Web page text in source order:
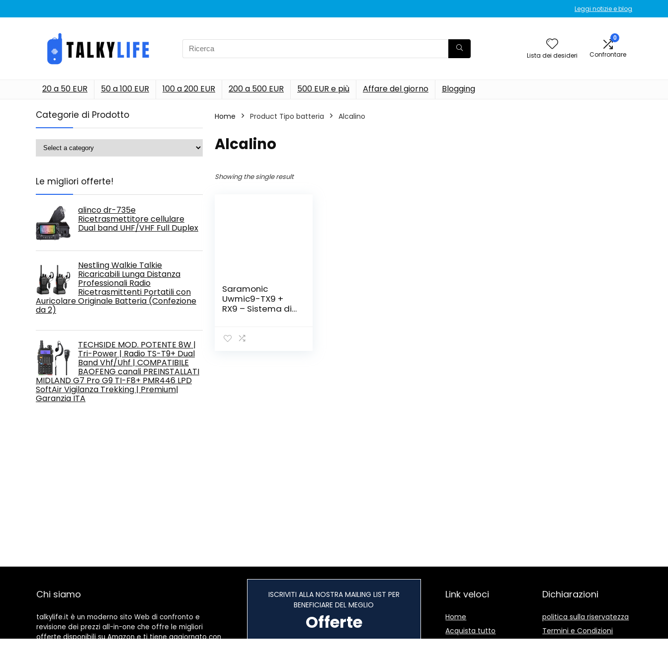
Leggi notizie e blog
Search
for:
Lista dei desideri
0
Confrontare
20 a 50 EUR 50 a 100 EUR 100 a 200 EUR 200 a 500 EUR 500 EUR e più Affare del giorno Blogging
Categorie di Prodotto
Le migliori offerte!
alinco dr-735e
Ricetrasmettitore cellulare
Dual band UHF/VHF Full Duplex
Nestling Walkie Talkie
Ricaricabili Lunga Distanza
Professionali Radio
Ricetrasmittenti Portatili con
Auricolare Originale Batteria (Confezione
da 2)
TECHSIDE MOD. POTENTE 8W |
Tri-Power | Radio TS-T9+ Dual
Band Vhf/Uhf | COMPATIBILE
BAOFENG canali PREINSTALLATI
MIDLAND G7 Pro G9 TI-F8+ PMR446 LPD
SoftAir Vigilanza Trekking | Premium|
Garanzia ITA
Home Product Tipo batteria ‎Alcalino
‎Alcalino
Showing the single result
Saramonic
Uwmic9-TX9 +
RX9 – Sistema di
wireless, colore:
Chi siamo
talkylife.it è un moderno sito Web di confronto e
revisione dei prezzi all-in-one che offre le migliori
offerte disponibili su Amazon e ti tiene aggiornato con
ISCRIVITI ALLA NOSTRA MAILING LIST PER
BENEFICIARE DEL MEGLIO
Offerte
Link veloci
Home
Acquista tutto
Dichiarazioni
politica sulla riservatezza
Termini e Condizioni